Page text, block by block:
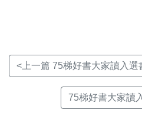
<上一篇 75梯好書大家讀入選
75梯好書大家讀